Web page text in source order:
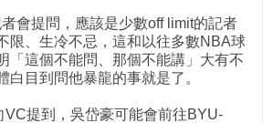
會提問，應該是少數off limit的記者
限、生冷不忌，這和以往多數NBA球
「這個不能問、那個不能講」大有不
白目到問他暴龍的事就是了。
VC提到，吳岱豪可能會前往BYU-